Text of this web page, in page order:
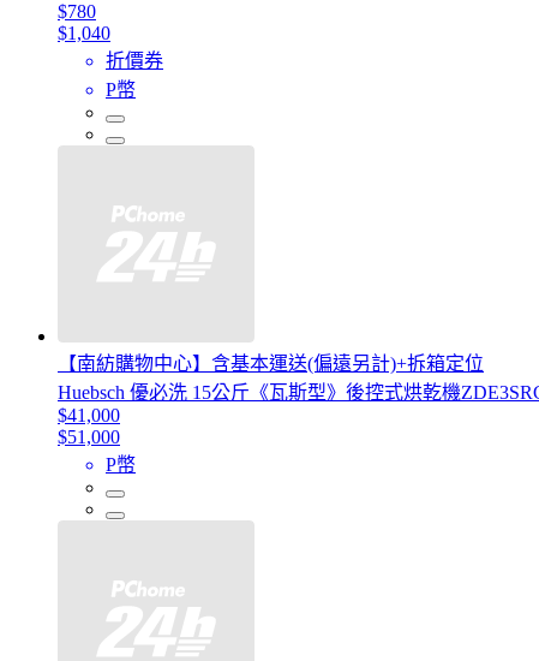
$780
$1,040
折價券
P幣
【南紡購物中心】含基本運送(偏遠另計)+拆箱定位
Huebsch 優必洗 15公斤《瓦斯型》後控式烘乾機
$41,000
$51,000
P幣